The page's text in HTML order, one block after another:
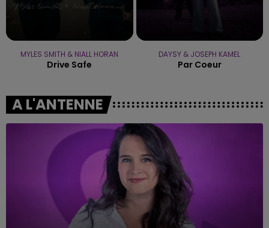
MYLES SMITH & NIALL HORAN
Drive Safe
DAYSY & JOSEPH KAMEL
Par Coeur
A L'ANTENNE